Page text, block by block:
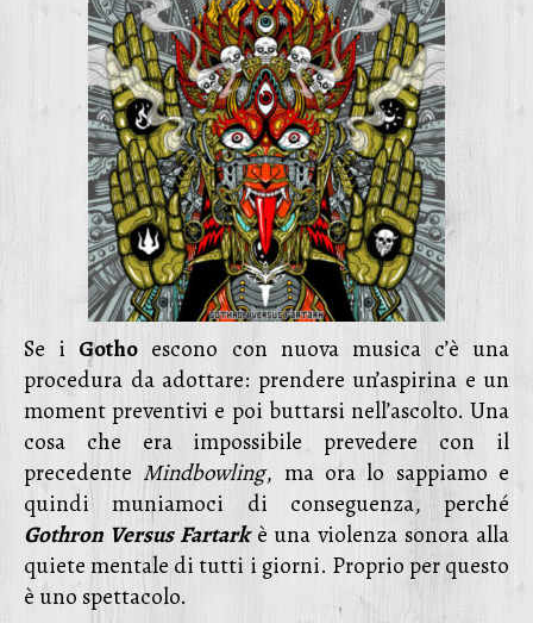
Se i Gotho escono con nuova musica c’è una
procedura da adottare: prendere un’aspirina e un
moment preventivi e poi buttarsi nell’ascolto. Una
cosa che era impossibile prevedere con il
precedente Mindbowling, ma ora lo sappiamo e
quindi muniamoci di conseguenza, perché
Gothron Versus Fartarkè una violenza sonora alla
quiete mentale di tutti i giorni. Proprio per questo
è uno spettacolo.